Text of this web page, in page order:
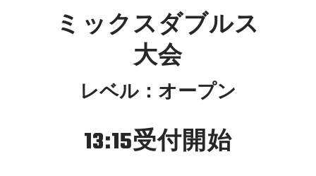
ミックスダブルス
大会
レベル：オープン
13:15受付開始